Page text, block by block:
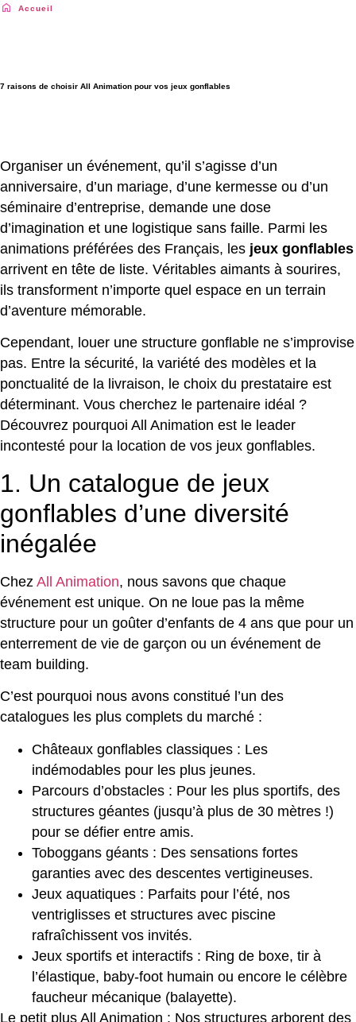
Accueil
7 raisons de choisir All Animation pour vos jeux gonflables
Organiser un événement, qu’il s’agisse d’un
anniversaire, d’un mariage, d’une kermesse ou d’un
séminaire d’entreprise, demande une dose
d’imagination et une logistique sans faille. Parmi les
animations préférées des Français, les jeux gonflables
arrivent en tête de liste. Véritables aimants à sourires,
ils transforment n’importe quel espace en un terrain
d’aventure mémorable.
Cependant, louer une structure gonflable ne s’improvise
pas. Entre la sécurité, la variété des modèles et la
ponctualité de la livraison, le choix du prestataire est
déterminant. Vous cherchez le partenaire idéal ?
Découvrez pourquoi All Animation est le leader
incontesté pour la location de vos jeux gonflables.
1. Un catalogue de jeux
gonflables d’une diversité
inégalée
Chez All Animation, nous savons que chaque
événement est unique. On ne loue pas la même
structure pour un goûter d’enfants de 4 ans que pour un
enterrement de vie de garçon ou un événement de
team building.
C’est pourquoi nous avons constitué l’un des
catalogues les plus complets du marché :
Châteaux gonflables classiques : Les
indémodables pour les plus jeunes.
Parcours d’obstacles : Pour les plus sportifs, des
structures géantes (jusqu’à plus de 30 mètres !)
pour se défier entre amis.
Toboggans géants : Des sensations fortes
garanties avec des descentes vertigineuses.
Jeux aquatiques : Parfaits pour l’été, nos
ventriglisses et structures avec piscine
rafraîchissent vos invités.
Jeux sportifs et interactifs : Ring de boxe, tir à
l’élastique, baby-foot humain ou encore le célèbre
faucheur mécanique (balayette).
Le petit plus All Animation : Nos structures arborent des